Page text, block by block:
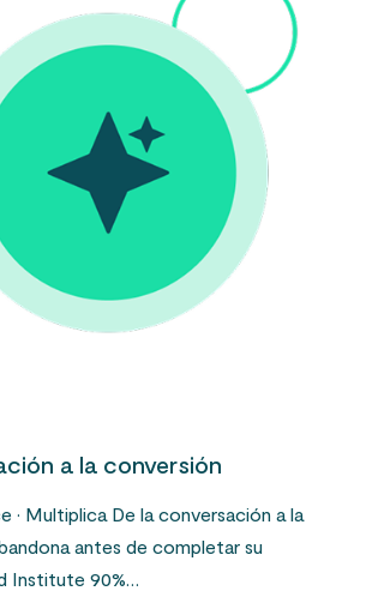
a la conversión
· Multiplica De la conversación a la
antes de completar su
Institute 90%…